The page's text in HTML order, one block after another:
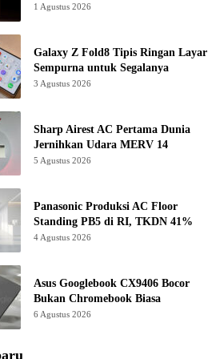
1 Agustus 2026
Galaxy Z Fold8 Tipis Ringan Layar
Sempurna untuk Segalanya
3 Agustus 2026
Sharp Airest AC Pertama Dunia
Jernihkan Udara MERV 14
5 Agustus 2026
Panasonic Produksi AC Floor
Standing PB5 di RI, TKDN 41%
4 Agustus 2026
Asus Googlebook CX9406 Bocor
Bukan Chromebook Biasa
6 Agustus 2026